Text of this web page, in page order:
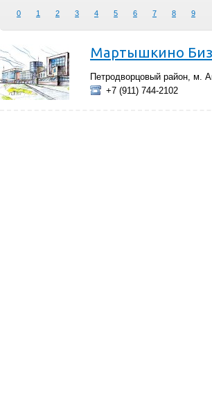
0 1 2 3 4 5 6 7 8 9
Мартышкино
Петродворцовый район, м.
+7 (911) 744-2102